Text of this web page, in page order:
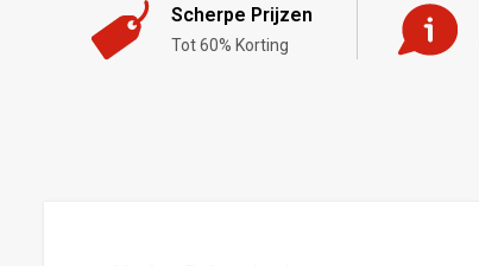
Scherpe Prijzen
Tot 60% Korting